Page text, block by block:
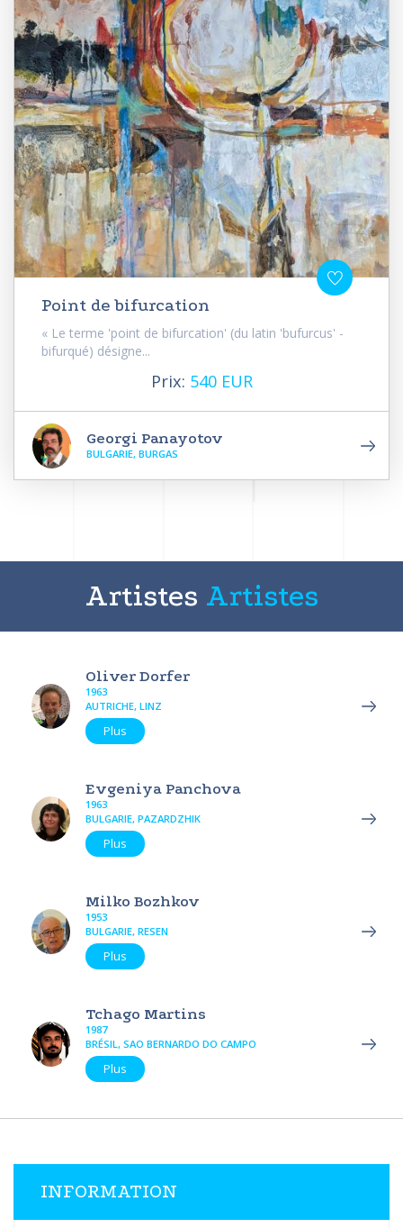
Point de bifurcation
« Le terme 'point de bifurcation' (du latin 'bufurcus' -
bifurqué) désigne...
Prix: 540 EUR
Georgi Panayotov
BULGARIE, BURGAS
Artistes Artistes
Oliver Dorfer
1963
AUTRICHE, LINZ
Plus
Evgeniya Panchova
1963
BULGARIE, PAZARDZHIK
Plus
Milko Bozhkov
1953
BULGARIE, RESEN
Plus
Tchago Martins
1987
BRÉSIL, SAO BERNARDO DO CAMPO
Plus
INFORMATION